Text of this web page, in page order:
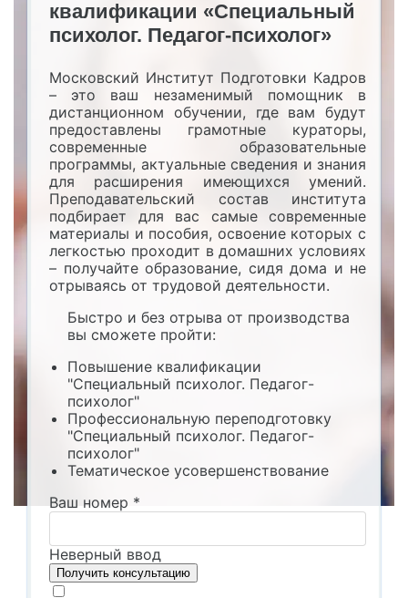
квалификации «Специальный
психолог. Педагог-психолог»
Московский Институт Подготовки Кадров
– это ваш незаменимый помощник в
дистанционном обучении, где вам будут
предоставлены грамотные кураторы,
современные образовательные
программы, актуальные сведения и знания
для расширения имеющихся умений.
Преподавательский состав института
подбирает для вас самые современные
материалы и пособия, освоение которых с
легкостью проходит в домашних условиях
– получайте образование, сидя дома и не
отрываясь от трудовой деятельности.
Быстро и без отрыва от производства
вы сможете пройти:
Повышение квалификации
"Специальный психолог. Педагог-
психолог"
Профессиональную переподготовку
"Специальный психолог. Педагог-
психолог"
Тематическое усовершенствование
Ваш номер *
Неверный ввод